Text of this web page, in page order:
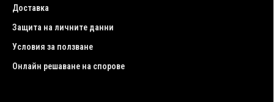
Доставка
Защита на личните данни
Условия за ползване
Онлайн решаване на спорове